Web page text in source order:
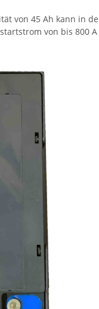
von 45 Ah kann in
von bis 800